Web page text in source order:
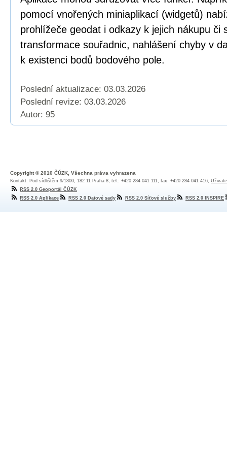
pomocí vnořených miniaplikací (widgetů)
prohlížeče geodat i odkazy k jejich nákupu či
transformace souřadnic, nahlášení chyby v
k existenci bodů bodového pole.
Poslední aktualizace: 03.03.2026
Poslední revize: 03.03.2026
Autor: 95
Copyright © 2010 ČÚZK, Všechna práva vyhrazena
Kontakt: Pod sídlištěm 9/1800, 182 11 Praha 8, tel.: +420 284 041 111, fax: +420 284 041 416,
RSS 2.0 Geoportál ČÚZK
RSS 2.0 Aplikace
RSS 2.0 Datové sady RSS 2.0 Síťové služby RSS 2.0 INSPIRE